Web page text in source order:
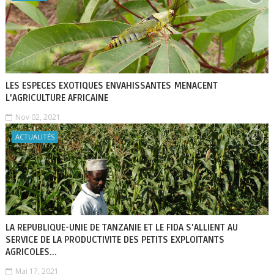
LES ESPECES EXOTIQUES ENVAHISSANTES MENACENT
L'AGRICULTURE AFRICAINE
Nov 02, 2021
ACTUALITÉS
LA REPUBLIQUE-UNIE DE TANZANIE ET LE FIDA S’ALLIENT AU
SERVICE DE LA PRODUCTIVITE DES PETITS EXPLOITANTS
AGRICOLES...
Mai 17, 2021